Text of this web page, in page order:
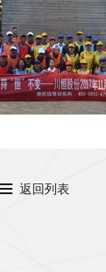
返回列表